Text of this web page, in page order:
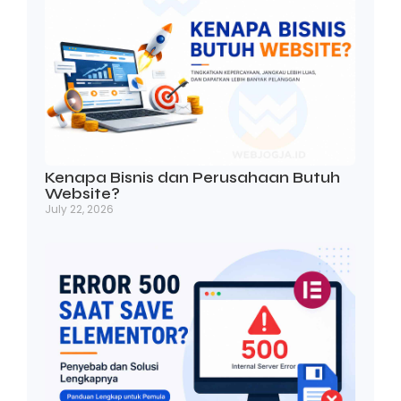
Kenapa Bisnis dan Perusahaan Butuh
Website?
July 22, 2026